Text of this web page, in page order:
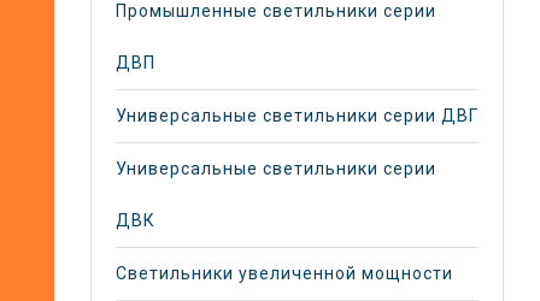
Промышленные светильники серии
ДВП
Универсальные светильники серии ДВГ
Универсальные светильники серии
ДВК
Светильники увеличенной мощности